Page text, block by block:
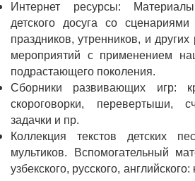
Интернет ресурсы:
детского досуга со сценариями
праздников, утренников, и
мероприятий с применением
подрастающего поколения.
Сборники развивающих игр:
скороговорки, перевертыши,
задачки и пр.
Коллекция текстов детских
мультиков. Вспомогательный
узбекского, русского,